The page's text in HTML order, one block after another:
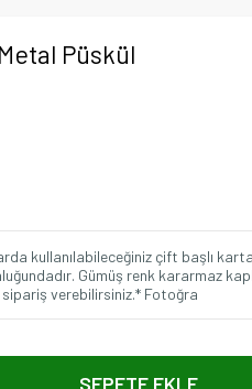
Püskül
kullanılabileceğiniz çift başlı
Gümüş renk kararmaz
sipariş verebilirsiniz.* Fotoğra